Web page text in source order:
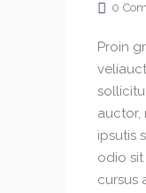
0
Proin
auctor,
ipsutis
odio
cursus